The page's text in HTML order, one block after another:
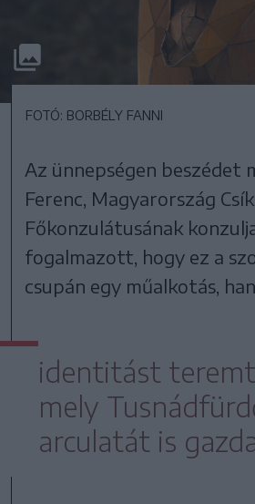
FOTÓ: BORBÉLY FANNI
Az ünnepségen beszédet
Ferenc, Magyarország
Főkonzulátusának
fogalmazott, hogy ez a
csupán egy műalkotás,
identitást
mely
arculatát is